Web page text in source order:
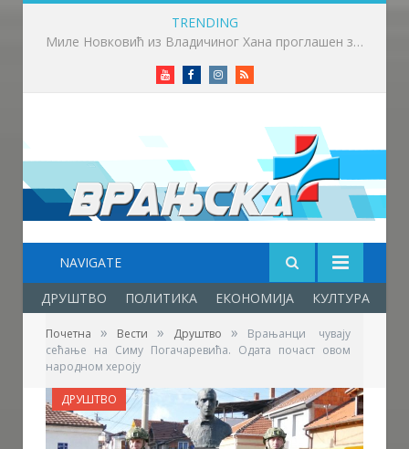
TRENDING
Бициклима до Хиландара – Далибор и Душан кренули на ходочашће дуго 400 километара
YoutubeFacebookInstagram
RSS
NAVIGATE
ДРУШТВО ПОЛИТИКА ЕКОНОМИЈА КУЛТУРА
Почетна » Вести » Друштво »
Врањанци чувају
сећање на Симу Погачаревића. Одата почаст овом
народном хероју
ДРУШТВО